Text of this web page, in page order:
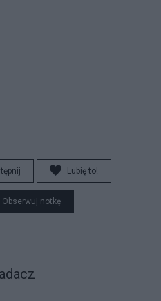
Lubię to!
Obserwuj notkę